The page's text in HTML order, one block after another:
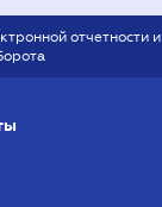
отчетности и